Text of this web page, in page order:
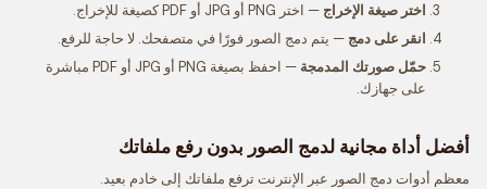
اختر صيغة الإخراج — اختر PNG أو JPG أو PDF كصيغة للإخراج.
انقر على دمج — يتم دمج الصور فورًا في متصفحك. لا حاجة للرفع.
حمّل صورتك المدمجة
— احفظ بصيغة PNG أو JPG أو PDF مباشرة
على جهازك.
أفضل أداة مجانية لدمج الصور بدون رفع ملفاتك
معظم أدوات دمج الصور عبر الإنترنت ترفع ملفاتك إلى خادم بعيد.